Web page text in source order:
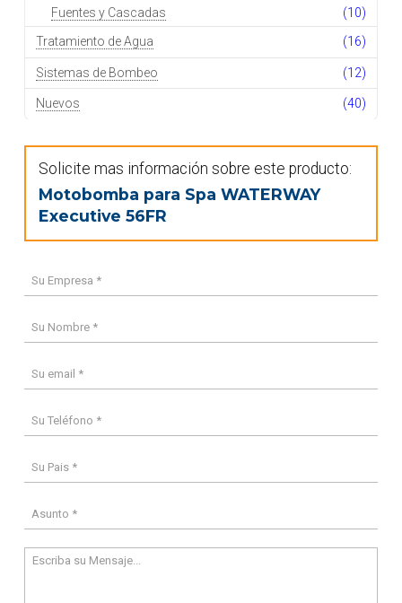
Fuentes y Cascadas
(10)
Tratamiento de Agua
(16)
Sistemas de Bombeo (12)
Nuevos (40)
Solicite mas información sobre este producto:
Motobomba para Spa WATERWAY
Executive 56FR